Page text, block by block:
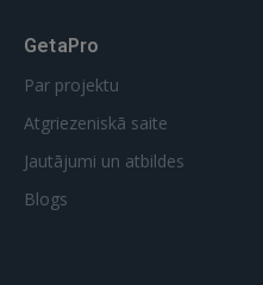
GetaPro
Par projektu
Atgriezeniskā saite
Jautājumi un atbildes
Blogs